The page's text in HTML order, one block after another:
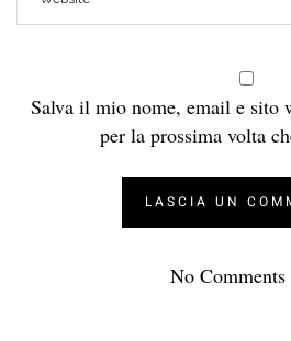
Salva il mio nome, email e sito
per la prossima volta
No Comments